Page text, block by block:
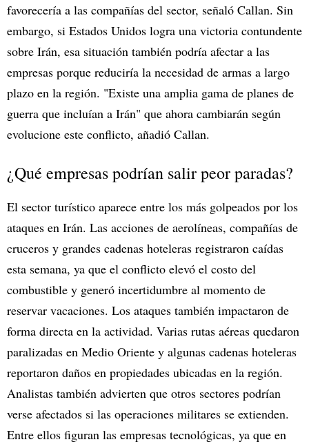
favorecería a las compañías del sector, señaló Callan. Sin
embargo, si Estados Unidos logra una victoria contundente
sobre Irán, esa situación también podría afectar a las
empresas porque reduciría la necesidad de armas a largo
plazo en la región. "Existe una amplia gama de planes de
guerra que incluían a Irán" que ahora cambiarán según
evolucione este conflicto, añadió Callan.
¿Qué empresas podrían salir peor paradas?
El sector turístico aparece entre los más golpeados por los
ataques en Irán. Las acciones de aerolíneas, compañías de
cruceros y grandes cadenas hoteleras registraron caídas
esta semana, ya que el conflicto elevó el costo del
combustible y generó incertidumbre al momento de
reservar vacaciones. Los ataques también impactaron de
forma directa en la actividad. Varias rutas aéreas quedaron
paralizadas en Medio Oriente y algunas cadenas hoteleras
reportaron daños en propiedades ubicadas en la región.
Analistas también advierten que otros sectores podrían
verse afectados si las operaciones militares se extienden.
Entre ellos figuran las empresas tecnológicas, ya que en